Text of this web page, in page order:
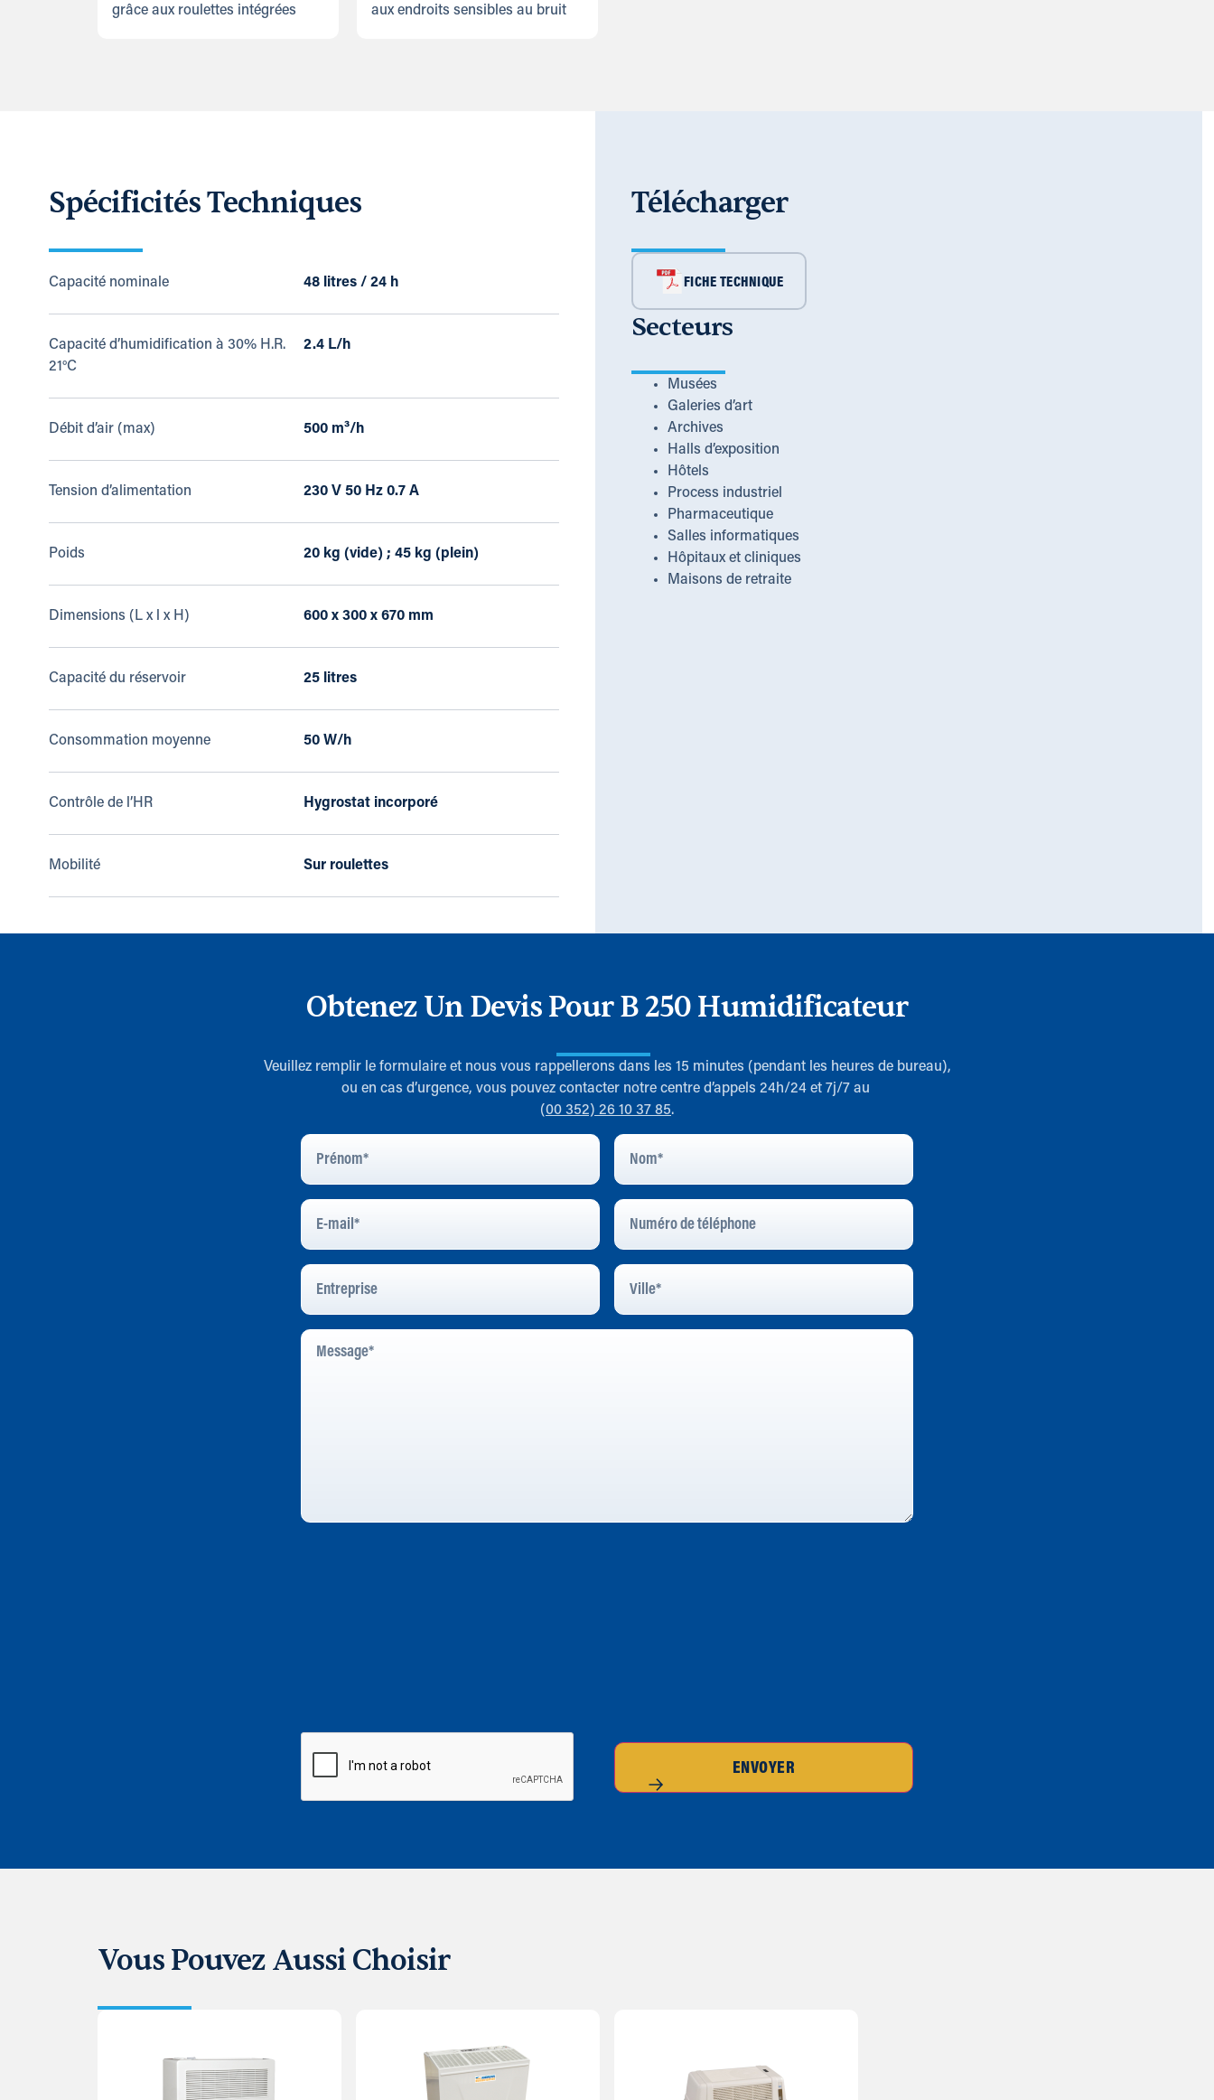
grâce aux roulettes intégrées
aux endroits sensibles au bruit
Spécificités Techniques
Capacité nominale 48 litres / 24 h
Capacité d’humidification à 30% H.R.
21°C
2.4 L/h
Débit d’air (max) 500 m³/h
Tension d’alimentation 230 V 50 Hz 0.7 A
Poids 20 kg (vide) ; 45 kg (plein)
Dimensions (L x l x H) 600 x 300 x 670 mm
Capacité du réservoir 25 litres
Consommation moyenne 50 W/h
Contrôle de l’HR Hygrostat incorporé
Mobilité Sur roulettes
Télécharger
FICHE TECHNIQUE
Secteurs
Musées
Galeries d’art
Archives
Halls d’exposition
Hôtels
Process industriel
Pharmaceutique
Salles informatiques
Hôpitaux et cliniques
Maisons de retraite
Obtenez Un Devis Pour B 250 Humidificateur
Veuillez remplir le formulaire et nous vous rappellerons dans les 15 minutes (pendant les heures de bureau),
ou en cas d’urgence, vous pouvez contacter notre centre d’appels 24h/24 et 7j/7 au
(00 352) 26 10 37 85.
Prénom Nom
E-
Mail*
Numéro
Téléphone
Entreprise
Ville
Message
CAPTCHA
ENVOYER
Vous Pouvez Aussi Choisir